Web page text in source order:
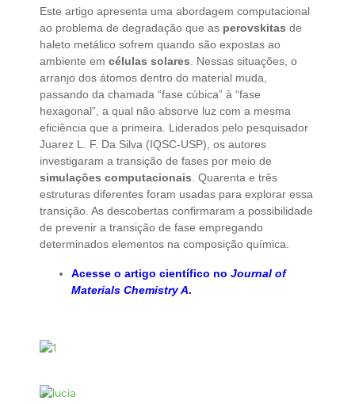
Este artigo apresenta uma abordagem computacional
ao problema de degradação que as perovskitas de
haleto metálico sofrem quando são expostas ao
ambiente em células solares . Nessas situações, o
arranjo dos átomos dentro do material muda,
passando da chamada “fase cúbica” à “fase
hexagonal”, a qual não absorve luz com a mesma
eficiência que a primeira. Liderados pelo pesquisador
Juarez L. F. Da Silva (IQSC-USP), os autores
investigaram a transição de fases por meio de
simulações computacionais . Quarenta e três
estruturas diferentes foram usadas para explorar essa
transição. As descobertas confirmaram a possibilidade
de prevenir a transição de fase empregando
determinados elementos na composição química.
Acesse o artigo científico no Journal of
Materials Chemistry A.